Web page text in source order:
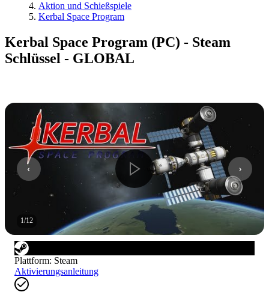
Aktion und Schießspiele
Kerbal Space Program
Kerbal Space Program (PC) - Steam
Schlüssel - GLOBAL
1/12
Plattform: Steam
Aktivierungsanleitung